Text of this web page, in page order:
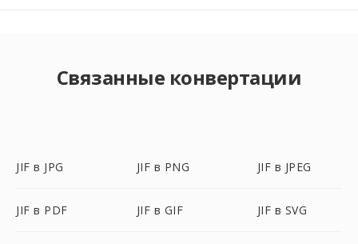
Связанные конвертации
JIF в JPG JIF в PNG JIF в JPEG
JIF в PDF JIF в GIF JIF в SVG